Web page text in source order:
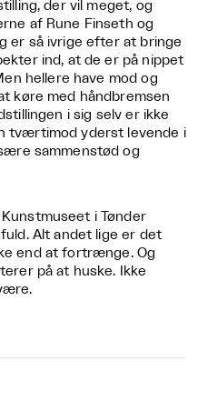
der vil meget, og
af Rune Finseth og
er så ivrige efter at bringe
ind, at de er på nippet
hellere have mod og
køre med håndbremsen
i sig selv er ikke
tværtimod yderst levende i
sammenstød og
i Tønder
Alt andet lige er det
end at fortrænge. Og
på at huske. Ikke